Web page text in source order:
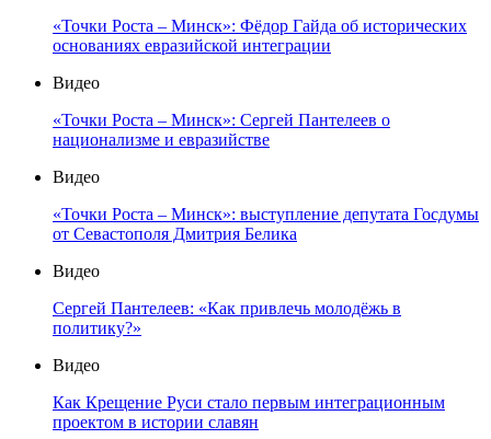
«Точки Роста – Минск»: Фёдор Гайда об исторических
основаниях евразийской интеграции
Видео
«Точки Роста – Минск»: Сергей Пантелеев о
национализме и евразийстве
Видео
«Точки Роста – Минск»: выступление депутата Госдумы
от Севастополя Дмитрия Белика
Видео
Сергей Пантелеев: «Как привлечь молодёжь в
политику?»
Видео
Как Крещение Руси стало первым интеграционным
проектом в истории славян